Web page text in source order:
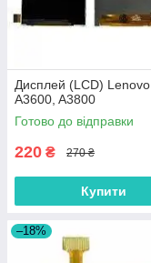
Дисплей (LCD) Lenovo
A3600, A3800
Готово до відправки
220 ₴ 270 ₴
Купити
–18%